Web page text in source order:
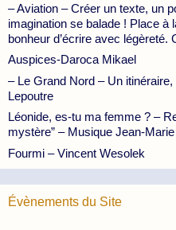
– Aviation – Créer un texte, un
imagination se balade ! Place à
bonheur d’écrire avec légèreté.
Auspices-Daroca Mikael
– Le Grand Nord – Un
Lepoutre
Léonide, es-tu ma femme ? –
mystère” – Musique Jean-
Fourmi – Vincent Wesolek
Évènements du Site